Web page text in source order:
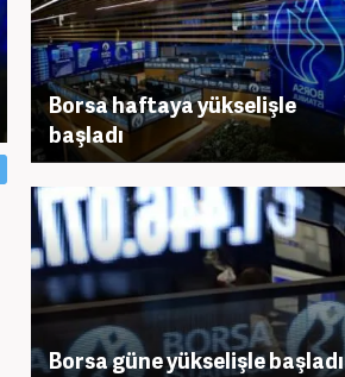
Borsa haftaya yükselişle
başladı
Borsa güne yükselişle başladı